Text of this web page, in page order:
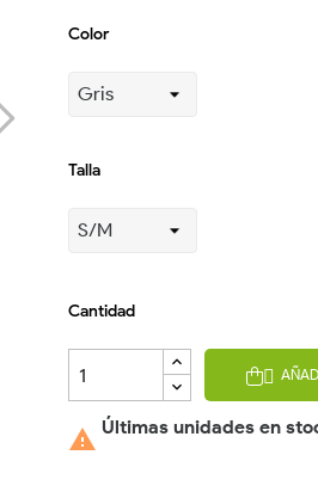
Color
Talla
Cantidad

 Últimas unidades en